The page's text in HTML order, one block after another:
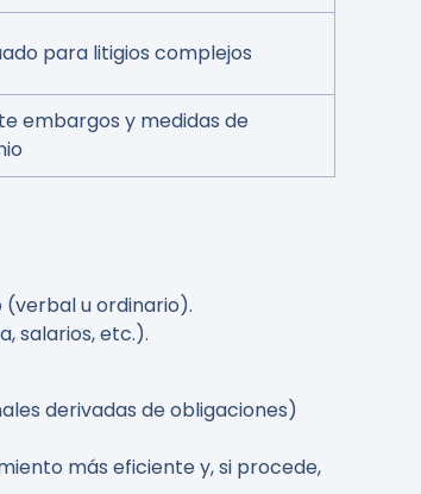
para litigios complejos
embargos y medidas de
u ordinario).
salarios, etc.).
derivadas de obligaciones)
más eficiente y, si procede,